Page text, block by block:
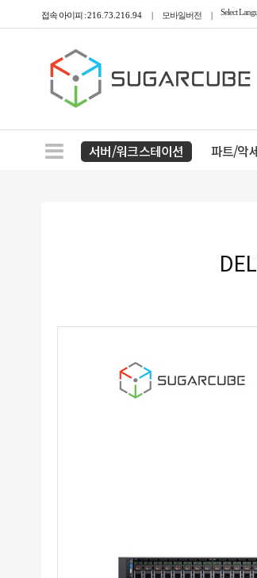
접속 아이피 :216.73.216.94 | 모바일버전 | Select
서버/워크스테이션 파트/악